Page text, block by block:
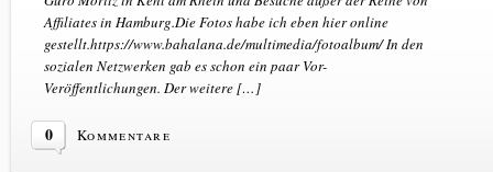
Affiliates in Hamburg.Die Fotos habe ich eben hier online
gestellt.https://www.bahalana.de/multimedia/fotoalbum/ In den
sozialen Netzwerken gab es schon ein paar Vor-
Veröffentlichungen. Der weitere […]
0 Kommentare